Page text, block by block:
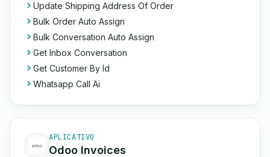
Update Shipping Address Of Order
Bulk Order Auto Assign
Bulk Conversation Auto Assign
Get Inbox Conversation
Get Customer By Id
Whatsapp Call Ai
APLICATIVO
Odoo Invoices